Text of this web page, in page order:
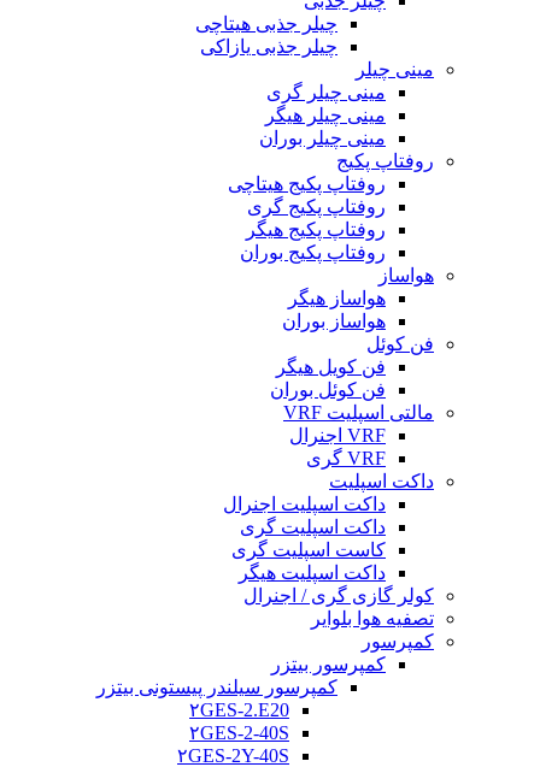
چیلر جذبی هیتاچی
چیلر جذبی یازاکی
مینی چیلر
مینی چیلر گری
مینی چیلر هیگر
مینی چیلر بوران
روفتاپ پکیج
روفتاپ پکیج هیتاچی
روفتاپ پکیج گری
روفتاپ پکیج هیگر
روفتاپ پکیج بوران
هواساز
هواساز هیگر
هواساز بوران
فن کوئل
فن کویل هیگر
فن کوئل بوران
مالتی اسپلیت VRF
VRF اجنرال
VRF گری
داکت اسپلیت
داکت اسپلیت اجنرال
داکت اسپلیت گری
کاست اسپلیت گری
داکت اسپلیت هیگر
کولر گازی گری / اجنرال
تصفیه هوا بلوایر
کمپرسور
کمپرسور بیتزر
کمپرسور سیلندر پیستونی بیتزر
۲GES-2.E20
۲GES-2-40S
۲GES-2Y-40S